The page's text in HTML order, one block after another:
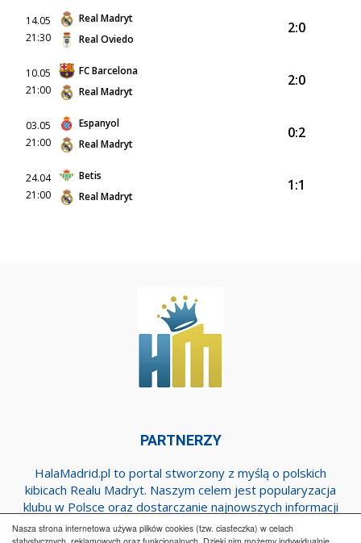
Nasza strona internetowa używa plików cookies (tzw. ciasteczka) w celach
14.05
21:30
Real Madryt
Real Oviedo
2:0
10.05
21:00
FC Barcelona
Real Madryt
2:0
03.05
21:00
Espanyol
Real Madryt
0:2
24.04
21:00
Betis
Real Madryt
1:1
PARTNERZY
HalaMadrid.pl to portal stworzony z myślą o polskich
kibicach Realu Madryt. Naszym celem jest popularyzacja
klubu w Polsce oraz dostarczanie najnowszych informacji
dotyczących zespołu z Estadio Santiago Bernabeu.